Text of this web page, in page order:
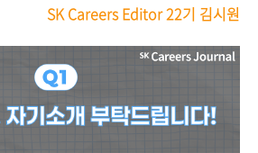
SK Careers Editor 22기 김시원